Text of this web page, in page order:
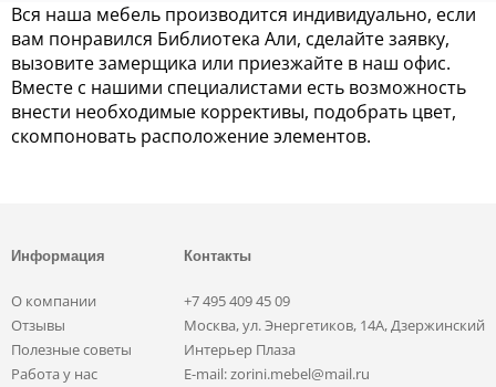
Вся наша мебель производится индивидуально, если
вам понравился Библиотека Али, сделайте заявку,
вызовите замерщика или приезжайте в наш офис.
Вместе с нашими специалистами есть возможность
внести необходимые коррективы, подобрать цвет,
скомпоновать расположение элементов.
Информация
О компании
Отзывы
Полезные советы
Работа у нас
Контакты
+7 495 409 45 09
Москва, ул. Энергетиков, 14А, Дзержинский
Интерьер Плаза
E-mail: zorini.mebel@mail.ru